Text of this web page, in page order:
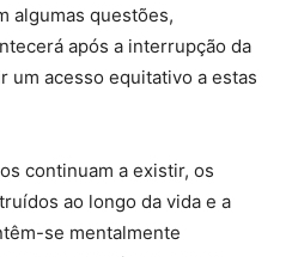
algumas questões,
após a interrupção da
um acesso equitativo a estas
continuam a existir, os
ao longo da vida e a
se mentalmente